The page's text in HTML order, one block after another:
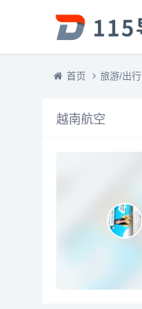
首页 旅游/出行
越南航空